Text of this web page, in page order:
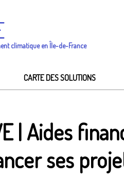
climatique en Île-de-France
CARTE DES SOLUTIONS
| Aides
ses